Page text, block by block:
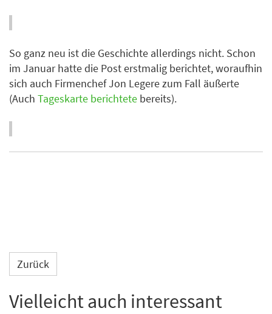
So ganz neu ist die Geschichte allerdings nicht. Schon
im Januar hatte die Post erstmalig berichtet, woraufhin
sich auch Firmenchef Jon Legere zum Fall äußerte
(Auch Tageskarte berichtete bereits).
Zurück
Vielleicht auch interessant